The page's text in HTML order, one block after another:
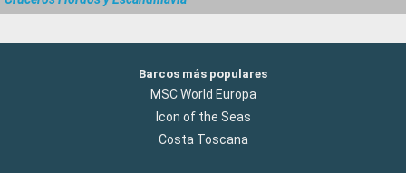
Barcos más populares
MSC World Europa
Icon of the Seas
Costa Toscana